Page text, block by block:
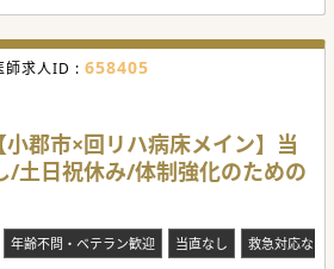
師求人ID : 658405
郡市×回リハ病床メイン】当
/土日祝休み/体制強化のための
年齢不問・ベテラン歓迎 当直なし 救急対応なし